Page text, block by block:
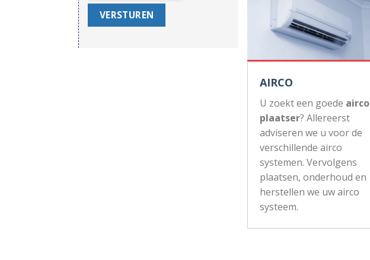
AIRCO
U zoekt een goede airco
plaatser? Allereerst
adviseren we u voor de
verschillende airco
systemen. Vervolgens
plaatsen, onderhoud en
herstellen we uw airco
systeem.